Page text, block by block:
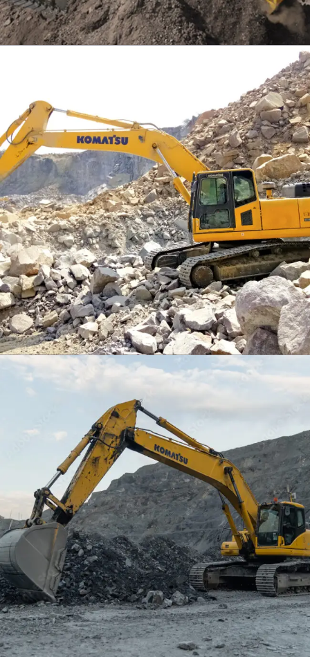
EXCAVATOR TOOLS
KOMATSU PC300SE-8M0
Find Out More
EXCAVATOR TOOLS
KOMATSU PC400LCSE-8
Find Out More